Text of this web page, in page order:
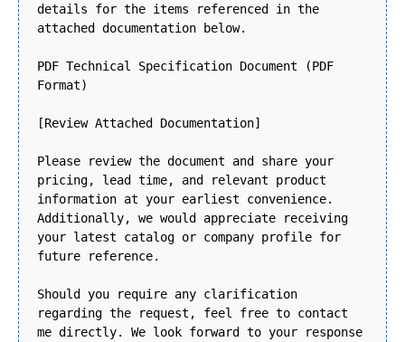
details for the items referenced in the
attached documentation below.
PDF Technical Specification Document (PDF
Format)
[Review Attached Documentation]
Please review the document and share your
pricing, lead time, and relevant product
information at your earliest convenience.
Additionally, we would appreciate receiving
your latest catalog or company profile for
future reference.
Should you require any clarification
regarding the request, feel free to contact
me directly. We look forward to your response